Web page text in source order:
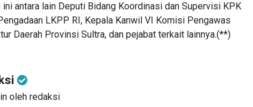
ini antara lain Deputi Bidang Koordinasi dan Supervisi KPK
LKPP RI, Kepala Kanwil VI Komisi Pengawas
Daerah Provinsi Sultra, dan pejabat terkait lainnya.(**)
oleh redaksi